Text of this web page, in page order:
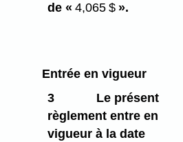
de «4,065 $ ».
Entrée en vigueur
3
Le présent
règlement entre en
vigueur à la date